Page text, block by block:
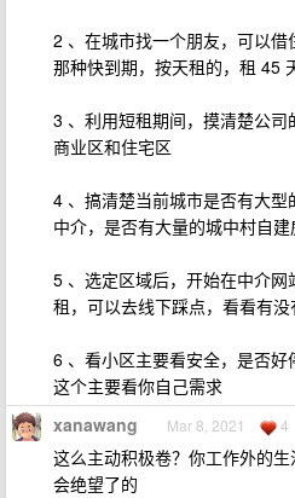
2 、在城市找一个朋友，可以
那种快到期，按天租的，租 45
3 、利用短租期间，摸清楚公
商业区和住宅区
4 、搞清楚当前城市是否有大
中介，是否有大量的城中村自
5 、选定区域后，开始在中介
租，可以去线下踩点，看看有
6 、看小区主要看安全，是否好
这个主要看你自己需求
xanawang Mar 8, 2021 4
这么主动积极卷？你工作外的
会绝望了的